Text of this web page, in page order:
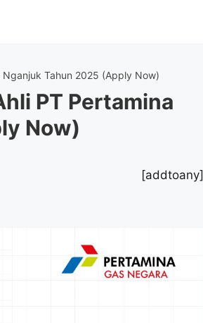
Tahun 2025 (Apply Now)
PT Pertamina
Now)
[addtoany]